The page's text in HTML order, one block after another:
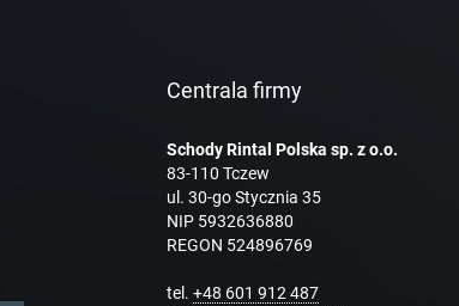
Centrala firmy
Schody Rintal Polska sp. z o.o.
83-110 Tczew
ul. 30-go Stycznia 35
NIP 5932636880
REGON 524896769
tel. +48 601 912 487